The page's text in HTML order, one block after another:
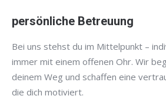
persönliche Betreuung
Bei uns stehst du im Mittelpunkt –
immer mit einem offenen Ohr. Wir
deinem Weg und schaffen eine
die dich motiviert.